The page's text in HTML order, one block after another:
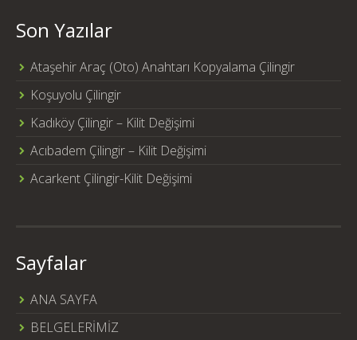
Son Yazılar
Ataşehir Araç (Oto) Anahtarı Kopyalama Çilingir
Koşuyolu Çilingir
Kadıköy Çilingir – Kilit Değişimi
Acıbadem Çilingir – Kilit Değişimi
Acarkent Çilingir-Kilit Değişimi
Sayfalar
ANA SAYFA
BELGELERİMİZ